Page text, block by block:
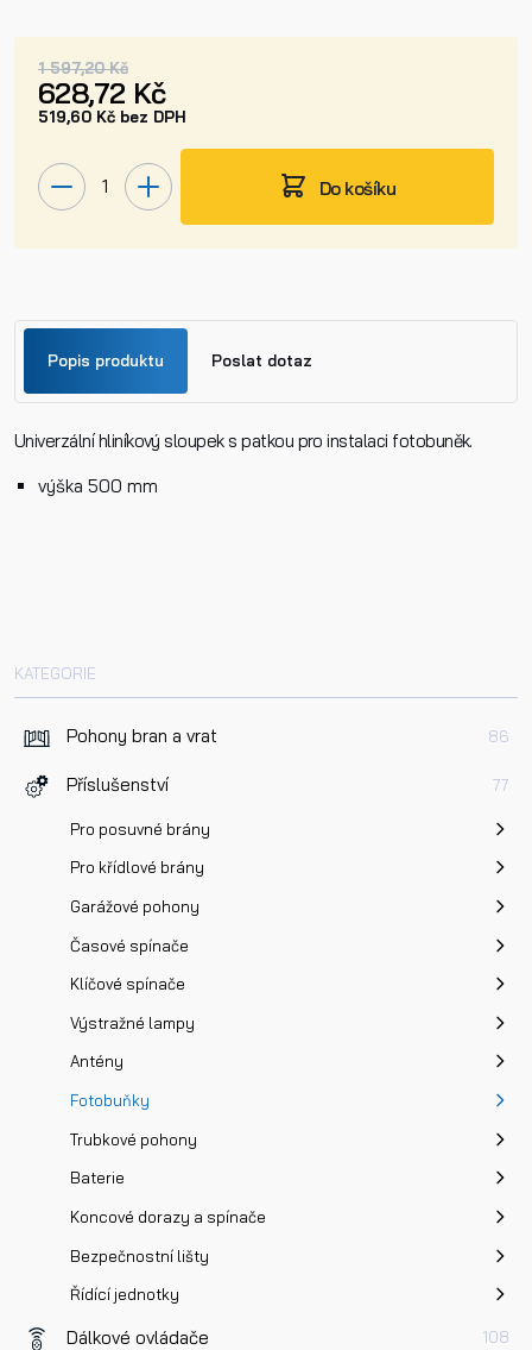
KATEGORIE
Pohony bran a vrat 86
Příslušenství 77
Pro posuvné brány
Pro křídlové brány
Garážové pohony
Časové spínače
Klíčové spínače
Výstražné lampy
Antény
Fotobuňky
Trubkové pohony
Baterie
Koncové dorazy a spínače
Bezpečnostní lišty
Řídící jednotky
Dálkové ovládače 108
1 597,20 Kč
628,72 Kč
519,60 Kč bez DPH
Do košíku
Popis produktu Poslat dotaz
Univerzální hliníkový sloupek s patkou pro instalaci fotobuněk.
výška 500 mm
Jméno
E-mail
Dotaz k produktu
Přečetl/a jsem si a jsem srozuměn/a se
Zásadami
osobních údajů
zpracováním osobních údajů.
Odeslat